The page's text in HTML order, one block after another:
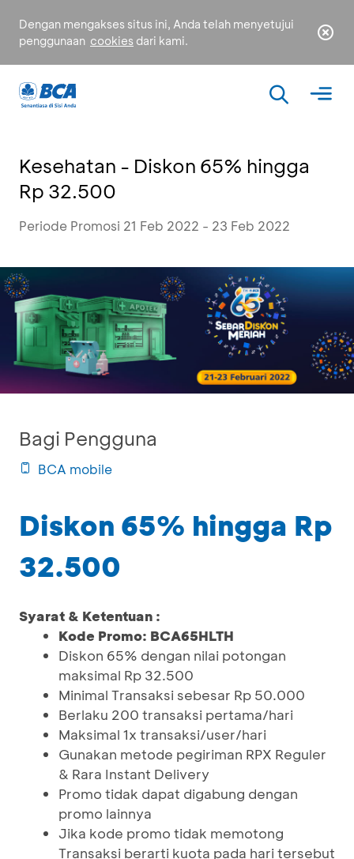
Dengan mengakses situs ini, Anda telah menyetujui
penggunaan cookies dari kami.
Kesehatan - Diskon 65% hingga
Rp 32.500
Periode Promosi 21 Feb 2022 - 23 Feb 2022
Bagi Pengguna
BCA mobile
Diskon 65% hingga Rp
32.500
Syarat & Ketentuan :
Kode Promo: BCA65HLTH
Diskon 65% dengan nilai potongan
maksimal Rp 32.500
Minimal Transaksi sebesar Rp 50.000
Berlaku 200 transaksi pertama/hari
Maksimal 1x transaksi/user/hari
Gunakan metode pegiriman RPX Reguler
& Rara Instant Delivery
Promo tidak dapat digabung dengan
promo lainnya
Jika kode promo tidak memotong
Transaksi berarti kuota pada hari tersebut